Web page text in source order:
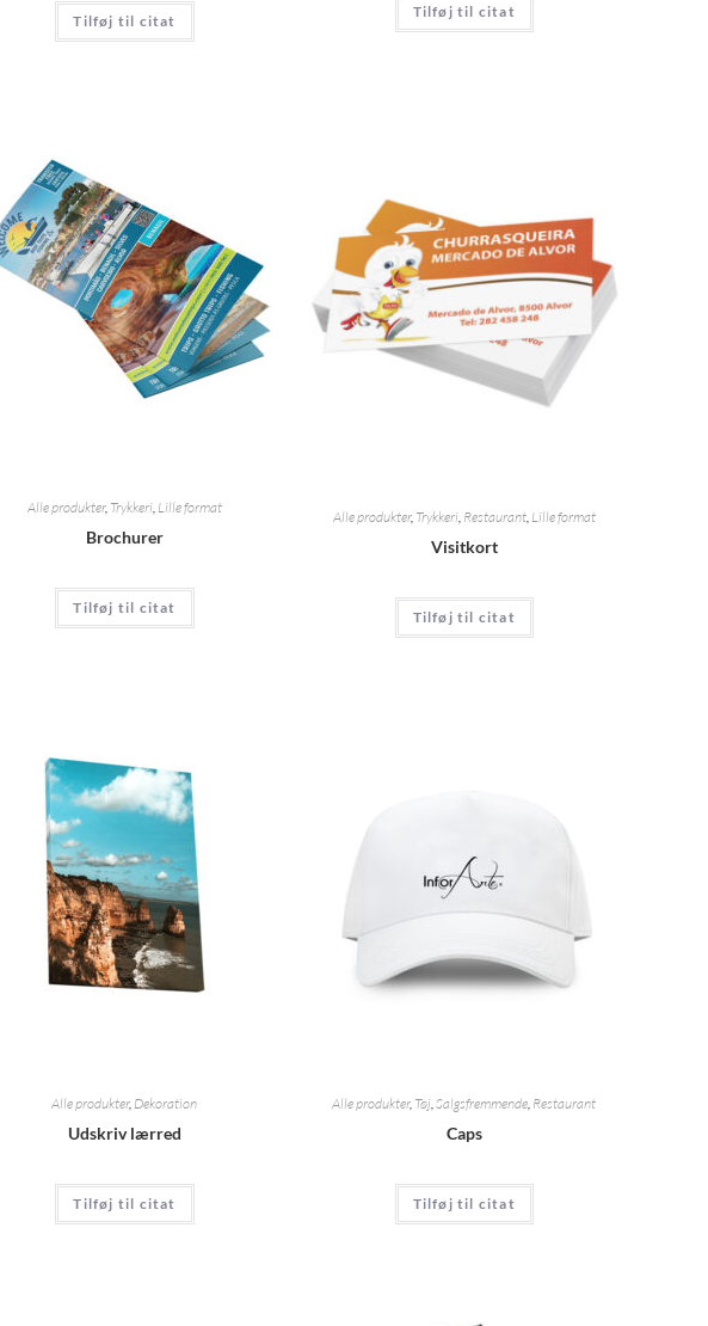
Tilføj til citat
Tilføj til citat
Alle produkter, Trykkeri, Lille format
Brochurer
Tilføj til citat
Alle produkter, Trykkeri, Restaurant, Lille format
Visitkort
Tilføj til citat
Alle produkter, Dekoration
Udskriv lærred
Tilføj til citat
Alle produkter, Tøj ,Salgsfremmende Restaurant
Caps
Tilføj til citat